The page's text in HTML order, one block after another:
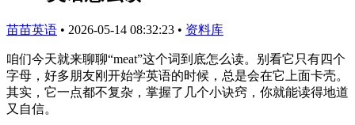
苗苗英语 • 2026-05-14 08:32:23 • 资料库
咱们今天就来聊聊“meat”这个词到底怎么读。别看它只有四个
字母，好多朋友刚开始学英语的时候，总是会在它上面卡壳。
其实，它一点都不复杂，掌握了几个小诀窍，你就能读得地道
又自信。